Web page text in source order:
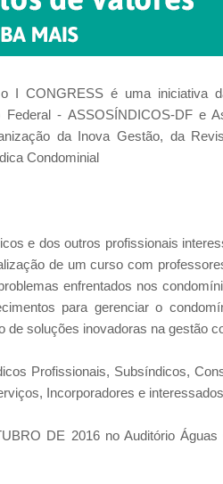
I CONGRESS é uma iniciativa
- ASSOSÍNDICOS-DF e
da Inova Gestão, da
Condominial
e dos outros profissionais
de um curso com
enfrentados nos
para gerenciar o
de soluções inovadoras na gestão
Profissionais, Subsíndicos,
Incorporadores e
DE 2016 no Auditório